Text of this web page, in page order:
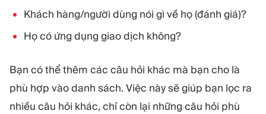
Khách hàng/người dùng nói gì về họ (đánh giá)?
Họ có ứng dụng giao dịch không?
Bạn có thể thêm các câu hỏi khác mà bạn cho là
phù hợp vào danh sách. Việc này sẽ giúp bạn lọc ra
nhiều câu hỏi khác, chỉ còn lại những câu hỏi phù